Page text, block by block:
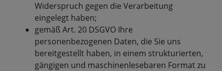
Widerspruch gegen die Verarbeitung
eingelegt haben;
gemäß Art. 20 DSGVO Ihre
personenbezogenen Daten, die Sie uns
bereitgestellt haben, in einem strukturierten,
gängigen und maschinenlesebaren Format zu